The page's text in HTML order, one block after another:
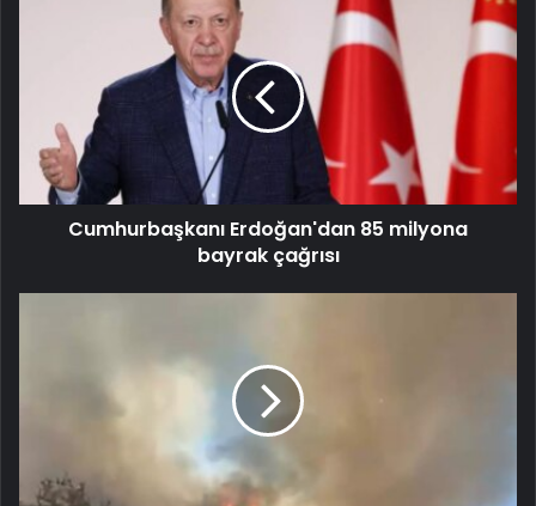
Cumhurbaşkanı Erdoğan'dan 85 milyona
bayrak çağrısı